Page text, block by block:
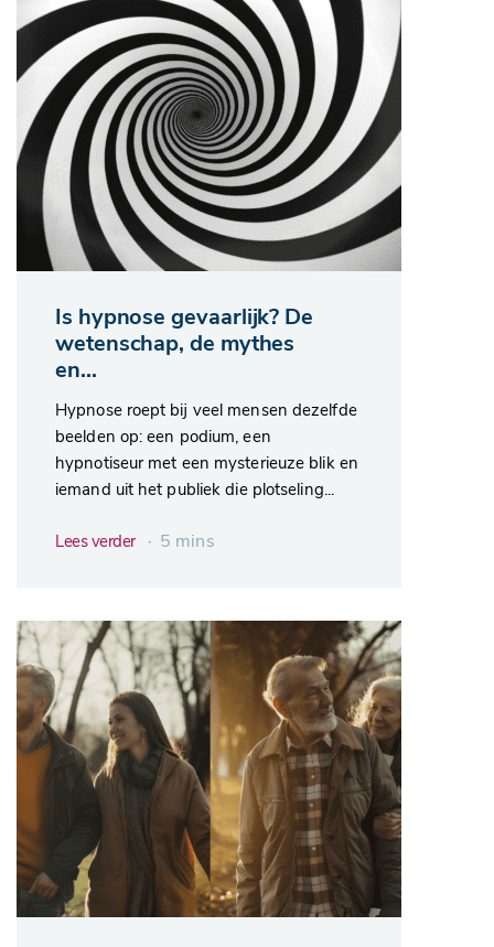
Is hypnose gevaarlijk? De
wetenschap, de mythes
en...
Hypnose roept bij veel mensen dezelfde
beelden op: een podium, een
hypnotiseur met een mysterieuze blik en
iemand uit het publiek die plotseling...
Lees verder ∙ 5 mins